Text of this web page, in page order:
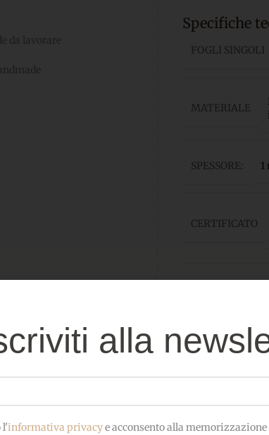
Specifiche
FOGLI SINGOLI
MATERIALE
SPESSORE: 1
CERTIFICATO
alla
l'informativa privacye acconsento alla